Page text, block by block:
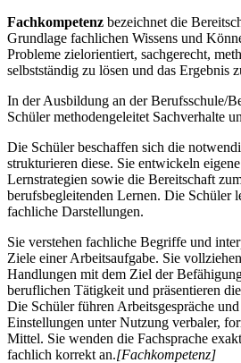
Fachkompetenz bezeichnet die
Grundlage fachlichen Wissens und
Probleme zielorientiert, sachgerecht,
selbstständig zu lösen und das Ergebnis
In der Ausbildung an der Berufsschule/
Schüler methodengeleitet Sachverhalte
Die Schüler beschaffen sich die
strukturieren diese. Sie entwickeln
Lernstrategien sowie die Bereitschaft
berufsbegleitenden Lernen. Die Schüler
fachliche Darstellungen.
Sie verstehen fachliche Begriffe und
Ziele einer Arbeitsaufgabe. Sie
Handlungen mit dem Ziel der
beruflichen Tätigkeit und präsentieren
Die Schüler führen Arbeitsgespräche
Einstellungen unter Nutzung verbaler,
Mittel. Sie wenden die Fachsprache
fachlich korrekt an.[Fachkompetenz]